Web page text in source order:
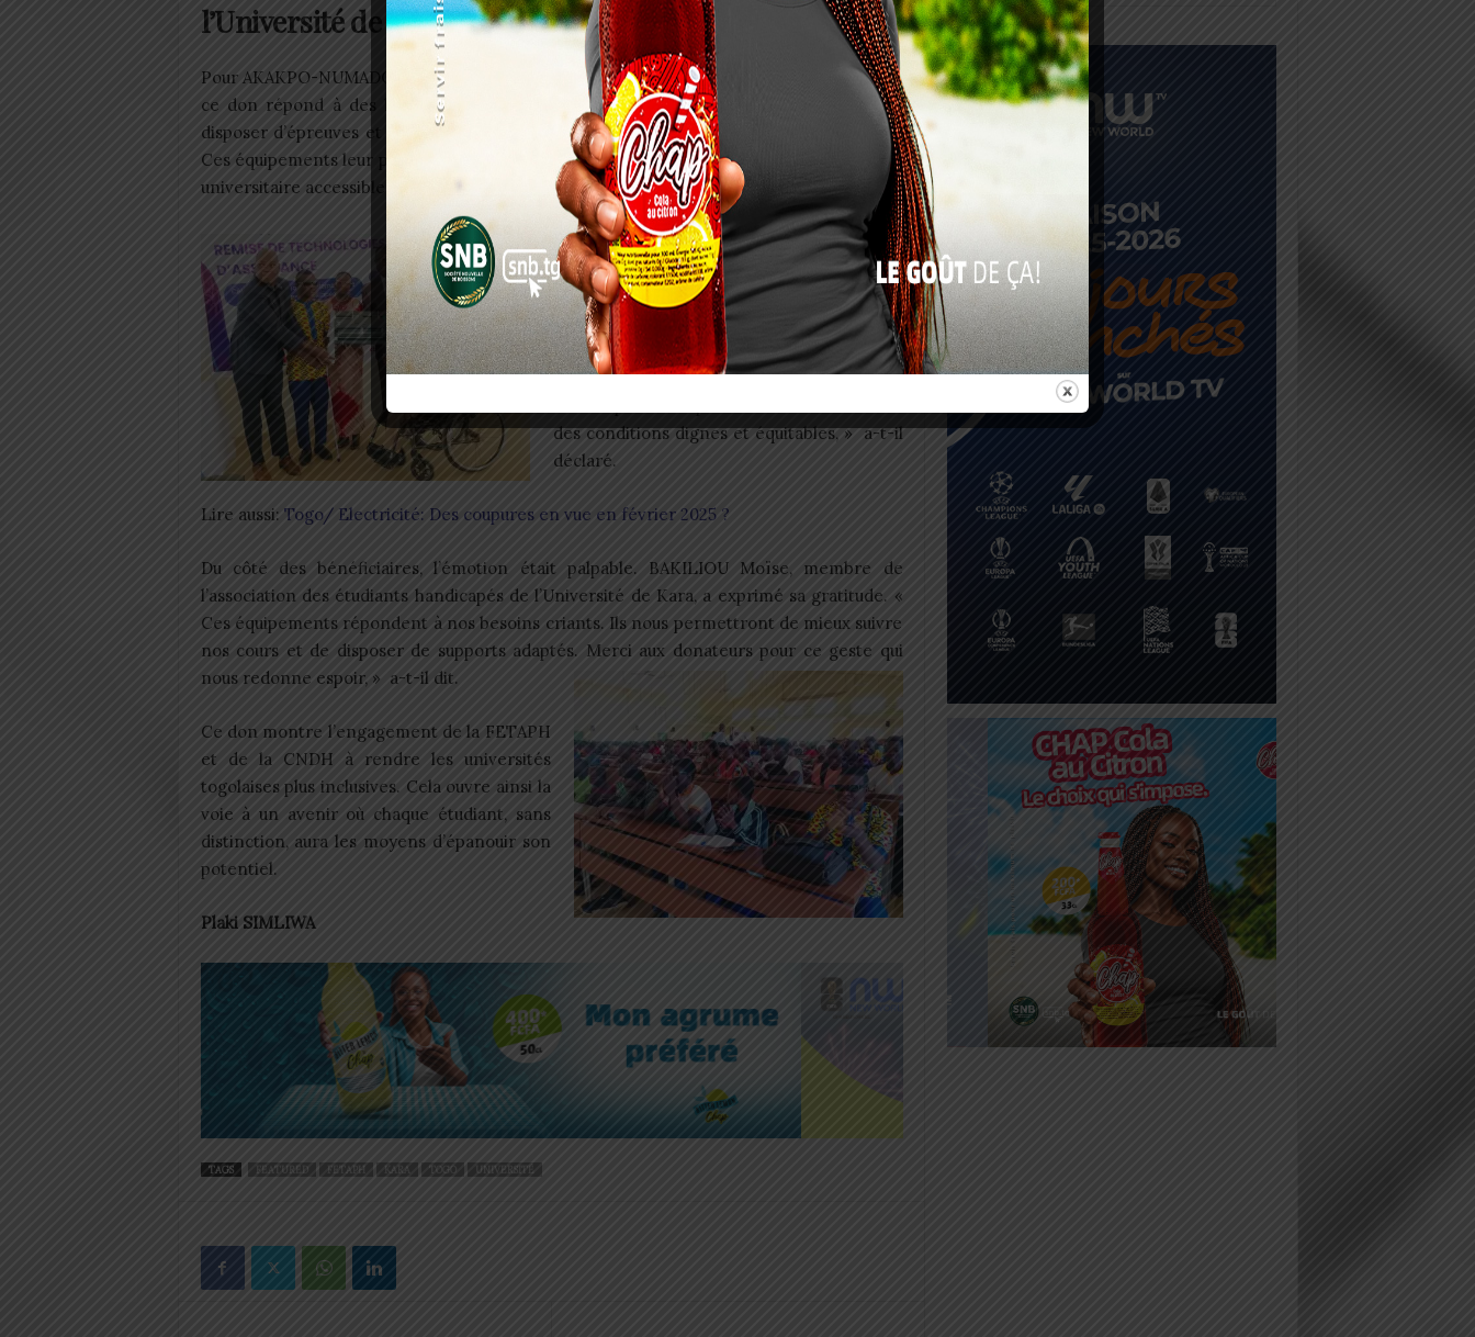
l’Université de Kara
Pour AKAKPO-NUMADO Enyonam, présidente du conseil d’administration de la FETAPH,
ce don répond à des besoins pressants : « Les étudiants handicapés visuels doivent
disposer d’épreuves et de documents en braille pour réussir leur parcours académique.
Ces équipements leur permettront de mieux s’intégrer et de bénéficier d’une formation
universitaire accessible, » a-t-il expliqué.
Le directeur du Centre des œuvres
universitaires de Kara (COUK-UK), GBEOU-
KPAYLE Nadjombé, s’est réjoui de cette
initiative. « Ce matériel de pointe en braille
est un appui précieux pour notre politique
d’inclusion des étudiants en situation de
des conditions dignes et équitables, » a-t-il
déclaré.
Lire aussi: Togo/ Electricité: Des coupures en vue en février 2025 ?
Du côté des bénéficiaires, l’émotion était palpable. BAKILIOU Moïse, membre de
l’association des étudiants handicapés de l’Université de Kara, a exprimé sa gratitude. «
Ces équipements répondent à nos besoins criants. Ils nous permettront de mieux suivre
nos cours et de disposer de supports adaptés. Merci aux donateurs pour ce geste qui
nous redonne espoir, » a-t-il dit.
Ce don montre l’engagement de la FETAPH
et de la CNDH à rendre les universités
togolaises plus inclusives. Cela ouvre ainsi la
voie à un avenir où chaque étudiant, sans
distinction, aura les moyens d’épanouir son
potentiel.
Plaki SIMLIWA
TAGS FEATURED FETAPH KARA TOGO UNIVERSITÉ
« Juil